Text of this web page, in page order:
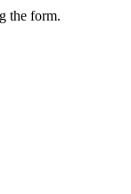
the form.